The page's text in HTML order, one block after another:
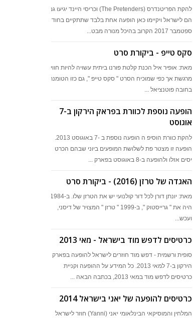
להקת הפריטנדרס (The Pretenders) וכריסי היינד יגיעו גם
הם לישראל ויקיימו כאן הופעה אחת בלבד שתתקיים בחודש
ספטמבר 2017 הקרוב בהיכל מנורה מבט...
סקס טייפ - ביקורת סרט
מאת: אופיר איל הכנת קלטת פורנו ביתית עשויה להיות חוויה
מרגשת אך כפי שמוכיח הסרט " סקס טייפ ", גם כזו הטומנת
בחובה פוטנציאל ...
הופעה נוספת לכוורת בפראק הירקון ב-7
אוגוסט
הופעה זו מצטר פת לשלושת המופעים ביוני שבהם הכרט
יסים אזלו ולהופעה ב-8 באוגוסט בפארק ...
האגדה של טרזן (2016) - ביקורת סרט
מאת: יונתן דורן לכל דור קולנועי יש את הטרזן שלו. ב-1984
היה את " גרייסטוק ", ב-1999 " טרזן " המצויר של דיסני,
ועכש...
כרטיסים לדפש מוד בישראל - מאי 2013
סופית ורשמית - דפש מוד חוזרים לישראל להופעה בפארק
הירקון ב-7 למאי 2013. כל המידע על ההופעה וקניית
כרטיסים לדפש מוד במאי 2013, בכתבה הבאה ...
כרטיסים להופעה של יאני בישראל 2014
המלחין והמוסיקאי הבינלאומי יאני (Yanni) חוזר לישראל